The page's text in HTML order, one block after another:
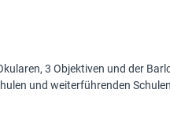
3 Objektiven und der
und weiterführenden